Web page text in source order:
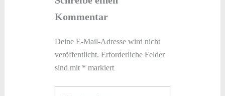
Kommentar
Deine E-Mail-Adresse wird nicht
veröffentlicht. Erforderliche Felder
sind mit * markiert